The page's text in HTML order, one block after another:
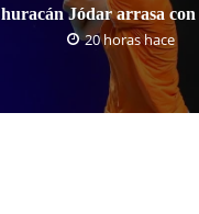
huracán Jódar arrasa
20 horas hace